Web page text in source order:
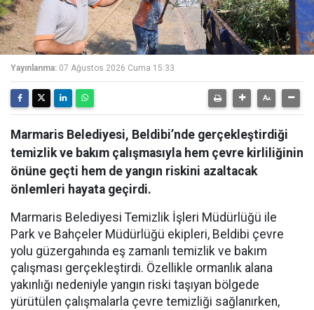
Yayınlanma: 07 Ağustos 2026 Cuma 15:33
Marmaris Belediyesi, Beldibi’nde gerçekleştirdiği
temizlik ve bakım çalışmasıyla hem çevre kirliliğinin
önüne geçti hem de yangın riskini azaltacak
önlemleri hayata geçirdi.
Marmaris Belediyesi Temizlik İşleri Müdürlüğü ile
Park ve Bahçeler Müdürlüğü ekipleri, Beldibi çevre
yolu güzergahında eş zamanlı temizlik ve bakım
çalışması gerçekleştirdi. Özellikle ormanlık alana
yakınlığı nedeniyle yangın riski taşıyan bölgede
yürütülen çalışmalarla çevre temizliği sağlanırken,